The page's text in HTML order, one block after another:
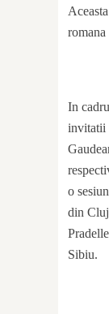
romana
In
invitatii
o
din
Sibiu.